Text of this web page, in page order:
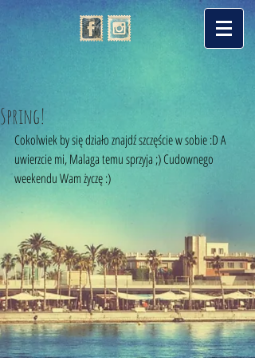
Spring!
Cokolwiek by się działo znajdź szczęście w sobie :D A
uwierzcie mi, Malaga temu sprzyja ;) Cudownego
weekendu Wam życzę :)